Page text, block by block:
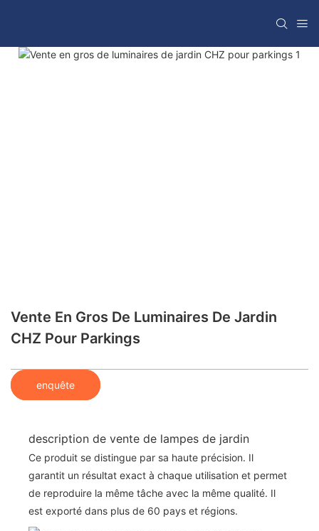
Vente En Gros De Luminaires De Jardin
CHZ Pour Parkings
enquête
description de vente de lampes de jardin
Ce produit se distingue par sa haute précision. Il
garantit un résultat exact à chaque utilisation et permet
de reproduire la même tâche avec la même qualité. Il
est exporté dans plus de 60 pays et régions.